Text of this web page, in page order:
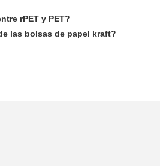
rPET y PET?
las bolsas de papel kraft?